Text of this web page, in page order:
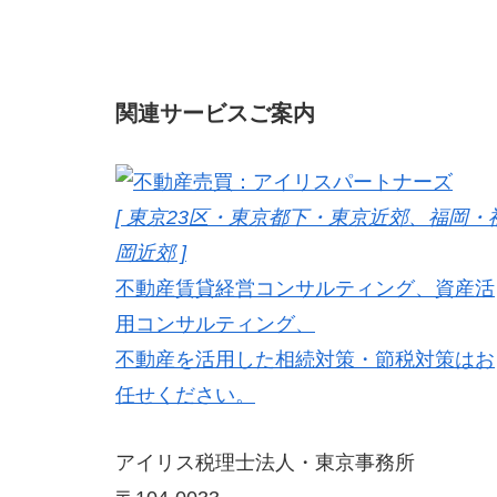
関連サービスご案内
[ 東京23区・東京都下・東京近郊、福岡・
岡近郊 ]
不動産賃貸経営コンサルティング、資産活
用コンサルティング、
不動産を活用した相続対策・節税対策はお
任せください。
アイリス税理士法人・東京事務所